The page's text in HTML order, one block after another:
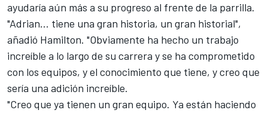
ayudaría aún más a su progreso al frente de la parrilla.
"Adrian... tiene una gran historia, un gran historial",
añadió Hamilton. "Obviamente ha hecho un trabajo
increíble a lo largo de su carrera y se ha comprometido
con los equipos, y el conocimiento que tiene, y creo que
sería una adición increíble.
"Creo que ya tienen un gran equipo. Ya están haciendo